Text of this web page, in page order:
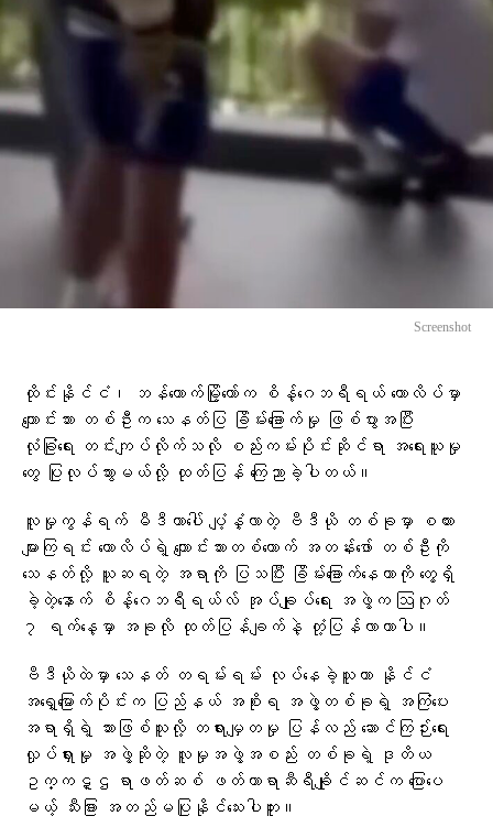
Screenshot
ထိုင်းနိုင်ငံ၊ ဘန်ကောက်မြို့တော်က စိန့်ဂေဘရီရယ် ကောလိပ်မှာ
ကျောင်းသား တစ်ဦးက သေနတ်ပြ ခြိမ်းခြောက်မှု ဖြစ်ပွားအပြီး
လုံခြုံရေး တင်းကျပ်လိုက်သလို စည်းကမ်းပိုင်းဆိုင်ရာ အရေးယူမှု
တွေ ပြုလုပ်သွားမယ်လို့ ထုတ်ပြန် ကြေညာခဲ့ပါတယ်။
လူမှုကွန်ရက် မီဒီယာပေါ် ပျံ့နှံ့လာတဲ့ ဗီဒီယို တစ်ခုမှာ စကား
များကြရင်း ကောလိပ်ရဲ့ ကျောင်းသားတစ်ယောက် အတန်းဖော် တစ်ဦးကို
သေနတ်လို့ ယူဆရတဲ့ အရာကို ပြသပြီး ခြိမ်းခြောက်နေတာကို တွေ့ရှိ
ခဲ့တဲ့နောက် စိန့်ဂေဘရီရယ်လ် အုပ်ချုပ်ရေး အဖွဲ့က ဩဂုတ်
၇ ရက်နေ့မှာ အခုလို ထုတ်ပြန်ချက်နဲ့ တုံ့ပြန်လာတာပါ။
ဗီဒီယိုထဲမှာ သေနတ် တရမ်းရမ်း လုပ်နေခဲ့သူဟာ နိုင်ငံ
အရှေ့မြောက်ပိုင်းက ပြည်နယ် အစိုးရ အဖွဲ့တစ်ခုရဲ့ အကြံပေး
အရာရှိရဲ့ သားဖြစ်သူလို့ တရားမျှတမှု ပြန်လည် ဆောင်ကြဉ်းရေး
လှုပ်ရှားမှု အဖွဲ့ဆိုတဲ့ လူမှုအဖွဲ့အစည်း တစ်ခုရဲ့ ဒုတိယ
ဥက္ကဋ္ဌ ရာဖတ်ဆစ် ဖတ်တာရာဆီရီချိုင်ဆင်က ပြောပေ
မယ့် သီးခြား အတည်မပြုနိုင်သေးပါဘူး။